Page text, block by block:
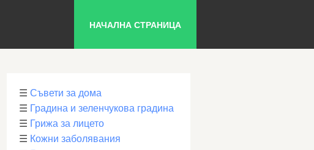
НАЧАЛНА СТРАНИЦА
☰ Съвети за дома
☰ Градина и зеленчукова градина
☰ Грижа за лицето
☰ Кожни заболявания